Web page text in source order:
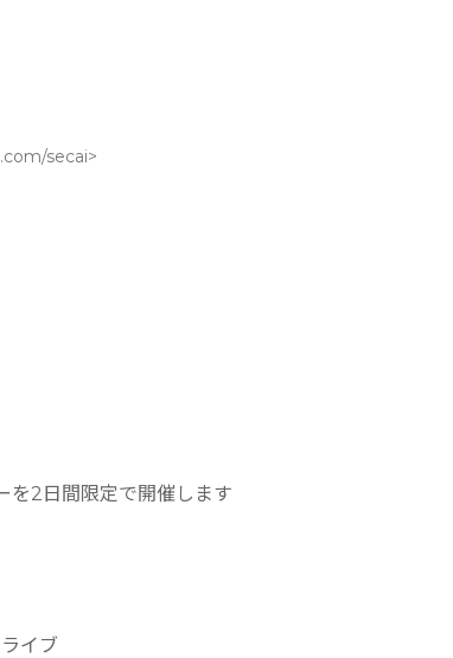
secai>
を2日間限定で開催します
イブ